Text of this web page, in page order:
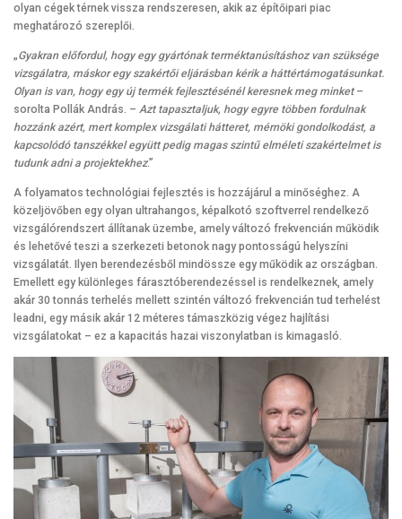
olyan cégek térnek vissza rendszeresen, akik az építőipari piac
meghatározó szereplői.
„Gyakran előfordul, hogy egy gyártónak terméktanúsításhoz van szüksége
vizsgálatra, máskor egy szakértői eljárásban kérik a háttértámogatásunkat.
Olyan is van, hogy egy új termék fejlesztésénél keresnek meg minket–
sorolta Pollák András. – Azt tapasztaljuk, hogy egyre többen fordulnak
hozzánk azért, mert komplex vizsgálati hátteret, mérnöki gondolkodást, a
kapcsolódó tanszékkel együtt pedig magas szintű elméleti szakértelmet is
tudunk adni a projektekhez.”
A folyamatos technológiai fejlesztés is hozzájárul a minőséghez. A
közeljövőben egy olyan ultrahangos, képalkotó szoftverrel rendelkező
vizsgálórendszert állítanak üzembe, amely változó frekvencián működik
és lehetővé teszi a szerkezeti betonok nagy pontosságú helyszíni
vizsgálatát. Ilyen berendezésből mindössze egy működik az országban.
Emellett egy különleges fárasztóberendezéssel is rendelkeznek, amely
akár 30 tonnás terhelés mellett szintén változó frekvencián tud terhelést
leadni, egy másik akár 12 méteres támaszközig végez hajlítási
vizsgálatokat – ez a kapacitás hazai viszonylatban is kimagasló.